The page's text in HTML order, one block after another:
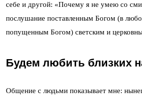
себе и другой: «Почему я не умею со
послушание поставленным Богом (в
попущенным Богом) светским и
Будем любить близких
Общение с людьми показывает мне: